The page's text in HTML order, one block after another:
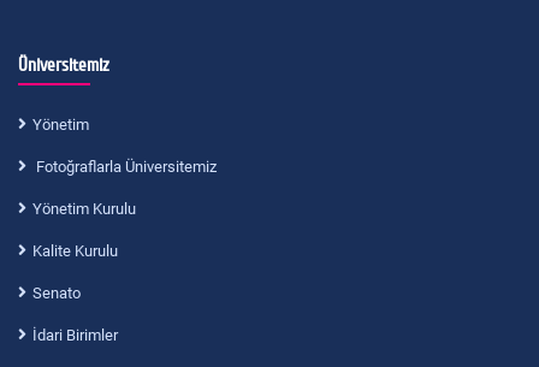
Üniversitemiz
Yönetim
Fotoğraflarla Üniversitemiz
Yönetim Kurulu
Kalite Kurulu
Senato
İdari Birimler